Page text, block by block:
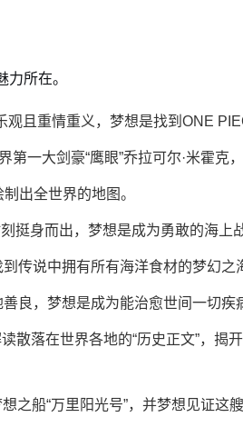
所在。
且重情重义，梦想是找到ONE
一大剑豪“鹰眼”乔拉可尔·米霍克
出全世界的地图。
挺身而出，梦想是成为勇敢的海上
传说中拥有所有海洋食材的梦幻之海
良，梦想是成为能治愈世间一切疾
散落在世界各地的“历史正文”，揭
船“万里阳光号”，并梦想见证这